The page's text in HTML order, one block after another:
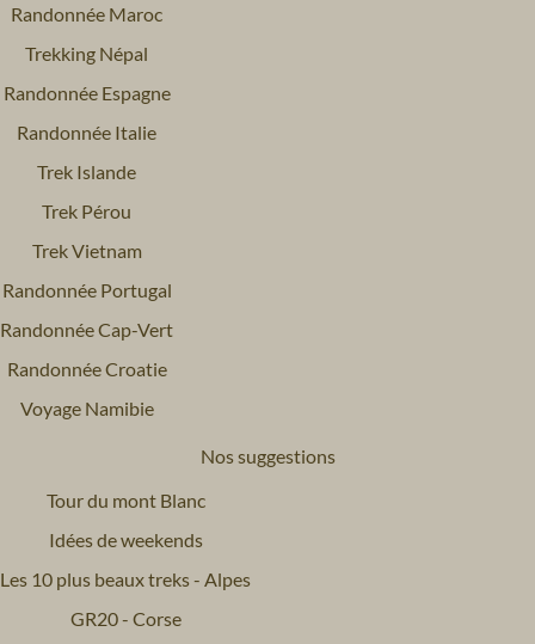
Randonnée Maroc
Trekking Népal
Randonnée Espagne
Randonnée Italie
Trek Islande
Trek Pérou
Trek Vietnam
Randonnée Portugal
Randonnée Cap-Vert
Randonnée Croatie
Voyage Namibie
Nos suggestions
Tour du mont Blanc
Idées de weekends
Les 10 plus beaux treks - Alpes
GR20 - Corse